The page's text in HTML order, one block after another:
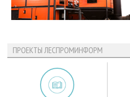
ПРОЕКТЫ ЛЕСПРОМИНФОРМ